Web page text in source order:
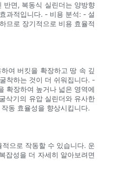
반면, 복동식 실린더는 양방향
과적입니다. - 비용 분석: - 설
므로 장기적으로 비용 효율적
여 버킷을 확장하고 땅 속 깊
착하는 것이 더 쉬워집니다. -
확장하여 높거나 넓은 영역에
삭기의 유압 실린더와 유사한
동 효율성을 향상시킵니다.
으로 작동할 수 있습니다. 운
잡성을 더 자세히 알아보려면